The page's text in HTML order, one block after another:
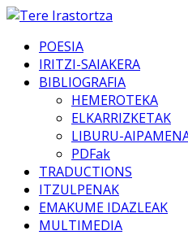
POESIA
IRITZI-SAIAKERA
BIBLIOGRAFIA
HEMEROTEKA
ELKARRIZKETAK
LIBURU-
PDFak
TRADUCTIONS
ITZULPENAK
EMAKUME IDAZLEAK
MULTIMEDIA